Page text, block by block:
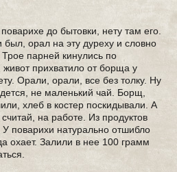
до бытовки, нету там его.
был, орал на эту дуреху и словно
парней кинулись по
прихватило от борща у
Орали, орали, все без толку. Ну
не маленький чай. Борщ,
хлеб в костер поскидывали. А
на работе. Из продуктов
У поварихи натурально отшибло
охает. Залили в нее 100 грамм